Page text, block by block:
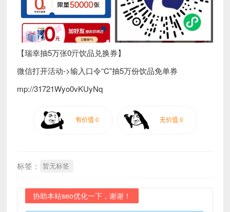
【瑞幸抽5万张0亓饮品兑换券】
微信打开活动->输入口令“C”抽5万份饮品免单券
mp://31721Wyo0vKUyNq
标签： 暂无标签
协助本站seo优化一下，谢谢！